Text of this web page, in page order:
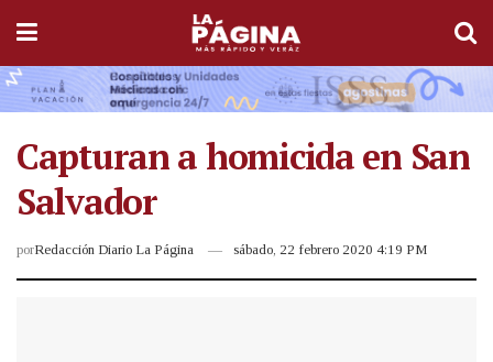
Capturan a homicida en San
Salvador
porRedacción Diario La Página sábado, 22 febrero 2020 4:19 PM